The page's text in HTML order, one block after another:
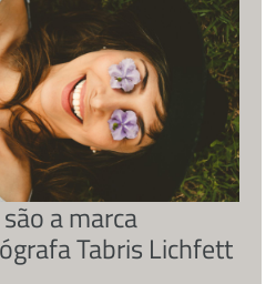
a marca
Tabris Lichfett